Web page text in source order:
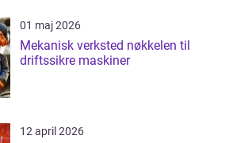
01 maj 2026
Mekanisk verksted nøkkelen til
driftssikre maskiner
12 april 2026